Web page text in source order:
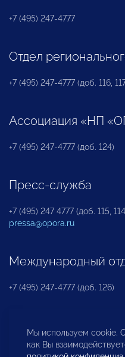
+7 (495) 247-4777
Отдел
+7 (495) 247-4777 (доб. 116,
Ассоциация «НП
+7 (495) 247-4777 (доб. 124)
Пресс-служба
+7 (495) 247 4777 (доб. 115,
pressa@opora.ru
Международный
+7 (495) 247-4777 (доб. 126)
Бюро по защите
инвесторов
Мы используем cookie.
как Вы